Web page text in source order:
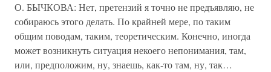
О. БЫЧКОВА: Нет, претензий я точно не предъявляю, не
собираюсь этого делать. По крайней мере, по таким
общим поводам, таким, теоретическим. Конечно, иногда
может возникнуть ситуация некоего непонимания, там,
или, предположим, ну, знаешь, как-то там, ну, так…